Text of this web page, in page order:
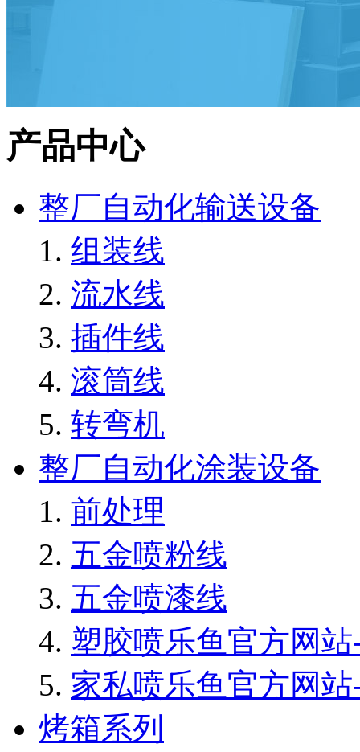
产品中心
整厂自动化输送设备
组装线
流水线
插件线
滚筒线
转弯机
整厂自动化涂装设备
前处理
五金喷粉线
五金喷漆线
塑胶喷乐鱼官方网
家私喷乐鱼官方网
烤箱系列